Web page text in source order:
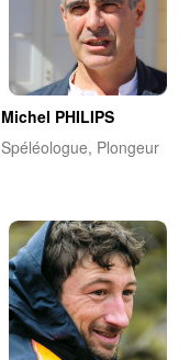
Michel PHILIPS
Spéléologue, Plongeur